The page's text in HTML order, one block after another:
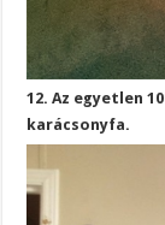
12. Az egyetlen
karácsonyfa.